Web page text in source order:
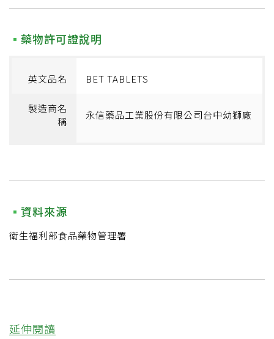
藥物許可證說明
英文品名 BET TABLETS
製造商名
稱
永信藥品工業股份有限公司台中幼獅廠
資料來源
衛生福利部食品藥物管理署
延伸閱讀